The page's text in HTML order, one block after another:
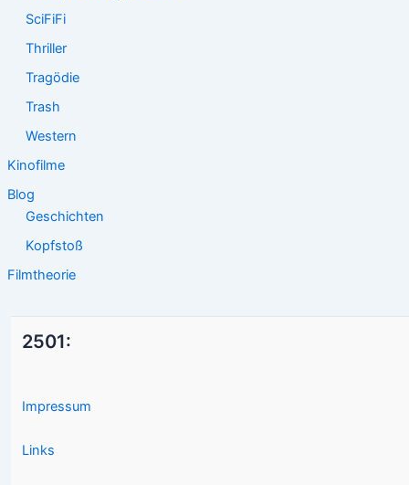
SciFiFi
Thriller
Tragödie
Trash
Western
Kinofilme
Blog
Geschichten
Kopfstoß
Filmtheorie
2501:
Impressum
Links